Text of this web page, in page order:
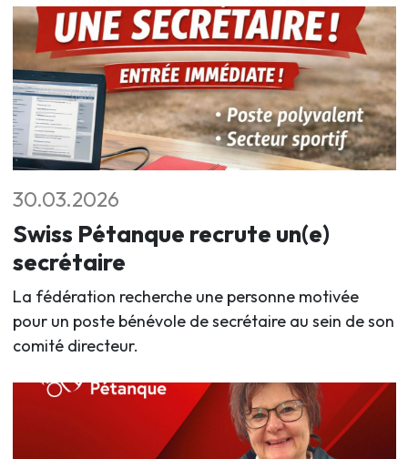
30.03.2026
Swiss Pétanque recrute un(e)
secrétaire
La fédération recherche une personne motivée
pour un poste bénévole de secrétaire au sein de son
comité directeur.